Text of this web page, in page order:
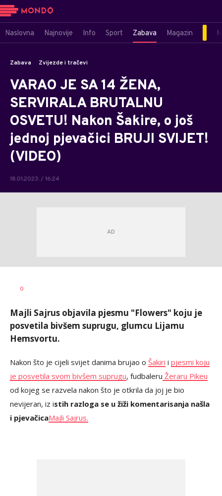
Naslovna Najnovije Info Sport Zabava Magazin
Zabava Zvijezde i tračevi
VARAO JE SA 14 ŽENA,
SERVIRALA BRUTALNU
OSVETU! Nakon Šakire, o još
jednoj pjevačici BRUJI SVIJET!
(VIDEO)
18.01.2023. / 16:24
AUTOR
0
Majli Sajrus objavila pjesmu "Flowers" koju je
posvetila bivšem suprugu, glumcu Lijamu
Hemsvortu.
Nakon što je cijeli svijet danima brujao o Šakiri i pjesmi koju
je posvetila svom bivšem suprugu, fudbaleru Žeraru Pikeu
od kojeg se razvela nakon što je otkrila da joj je bio
nevijeran, iz istih razloga se u žiži komentarisanja našla
i pjevačicaMajli Sajrus.